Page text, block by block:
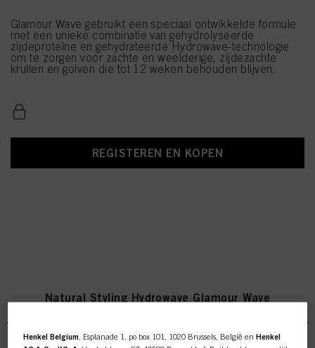
Glamour Wave gebruikt een speciaal ontwikkelde formule
met een unieke combinatie van gehydrolyseerde
zijdeproteïne en gehydrateerde Hydrowave-technologie
om te zorgen voor zachte en weelderige, zijdezachte
krullen en golven die tot 12 weken behouden blijven.
REGISTEREN EN KOPEN
Natural Styling Hydrowave Glamour Wave
Henkel Belgium , Esplanade 1, po box 101, 1020 Brussels, België enHenkel